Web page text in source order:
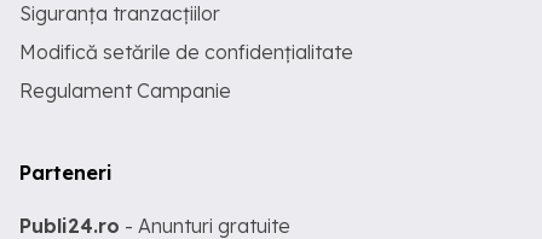
Siguranța tranzacțiilor
Modifică setările de confidențialitate
Regulament Campanie
Parteneri
Publi24.ro - Anunturi gratuite